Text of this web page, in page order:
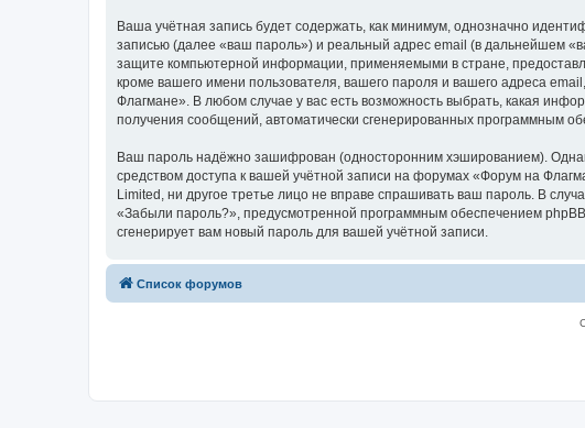
Ваша учётная запись будет содержать, как минимум, однозначно
записью (далее «ваш пароль») и реальный адрес email (в дальнейшем
защите компьютерной информации, применяемыми в стране,
кроме вашего имени пользователя, вашего пароля и вашего адреса
Флагмане». В любом случае у вас есть возможность выбрать, какая
получения сообщений, автоматически сгенерированных программным
Ваш пароль надёжно зашифрован (односторонним хэшированием).
средством доступа к вашей учётной записи на форумах «Форум на
Limited, ни другое третье лицо не вправе спрашивать ваш пароль. В
«Забыли пароль?», предусмотренной программным обеспечением
сгенерирует вам новый пароль для вашей учётной записи.
Список форумов